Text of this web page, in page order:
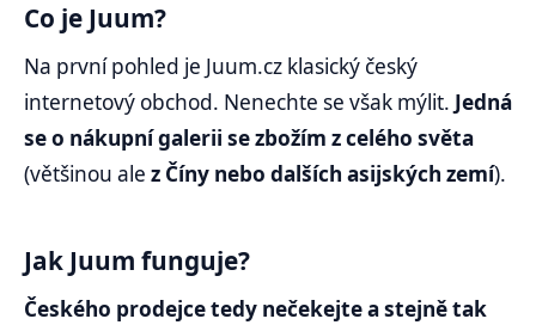
Co je Juum?
Na první pohled je Juum.cz klasický český
internetový obchod. Nenechte se však mýlit. Jedná
se o nákupní galerii se zbožím z celého světa
(většinou ale z Číny nebo dalších asijských zemí).
Jak Juum funguje?
Českého prodejce tedy nečekejte a stejně tak